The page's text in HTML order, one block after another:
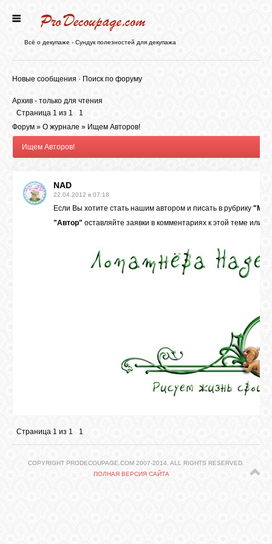
БЛОГ
ФОРУМ
СТАТЬИ
МАГАЗИН
Всё о декупаже - Сундук полезностей для декупажа
Новые сообщения · Поиск по форуму
Архив - только для чтения
Страница 1 из 1
1
Форум » О журнале » Ищем Авторов!
Ищем Авторов!
NAD
22.04.2012 в 07:18
Если Вы хотите стать нашим автором и писать в рубрику
"Автор" оставляйте заявки в комментариях к этой теме или
Страница 1 из 1 1
COPYRIGHT PRODECOUPAGE.COM 2007-2014. ALL RIGHTS RESERVED.
ПОЛНАЯ ВЕРСИЯ САЙТА